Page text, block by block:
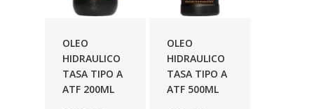
OLEO
HIDRAULICO
TASA TIPO A
ATF 200ML
OLEO
HIDRAULICO
TASA TIPO A
ATF 500ML